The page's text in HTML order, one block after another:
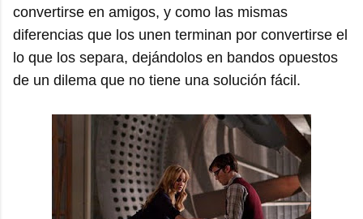
convertirse en amigos, y como las mismas
diferencias que los unen terminan por convertirse el
lo que los separa, dejándolos en bandos opuestos
de un dilema que no tiene una solución fácil.